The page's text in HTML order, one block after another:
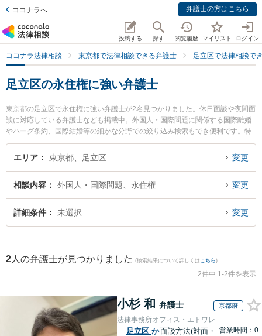
ココナラへ 弁護士の方はこちら
投稿する 探す 閲覧履歴 マイリスト ログイン
ココナラ法律相談 東京都で法律相談できる弁護士 足立区で法律相談で
足立区の永住権に強い弁護士
東京都の足立区で永住権に強い弁護士が2名見つかりました。休日面談や夜間面
談に対応している弁護士なども掲載中。外国人・国際問題に関係する国際離婚
やハーグ条約、国際結婚等の細かな分野での絞り込み検索もでき便利です。特
に杉山法律事務所の杉山 成榮 弁護士や北千住フェニックス法律事務所の池田
俊雄弁護士のプロフィール情報や弁護士費用、強みなどが注目されています。
回相談無料で永住権を法律相談できる足立区内の弁護士に相談予約したい』な
どでお困りの相談者さんにおすすめです。
エリア 東京都、足立区 変更
相談内容 外国人・国際問題、永住権 変更
詳細条件 未選択 変更
2 人の弁護士が見つかりました (検索結果について詳しくは こちら)
2件中 1-2件を表示
小杉 和 弁護士 京都府
法律事務所オフィス・エトワレ
足立区 か面談方法(対面・
営業時間：0